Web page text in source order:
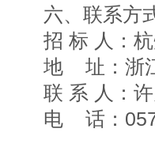
六、联系方
招 标 人：
地 址：浙
联 系 人：
电 话：